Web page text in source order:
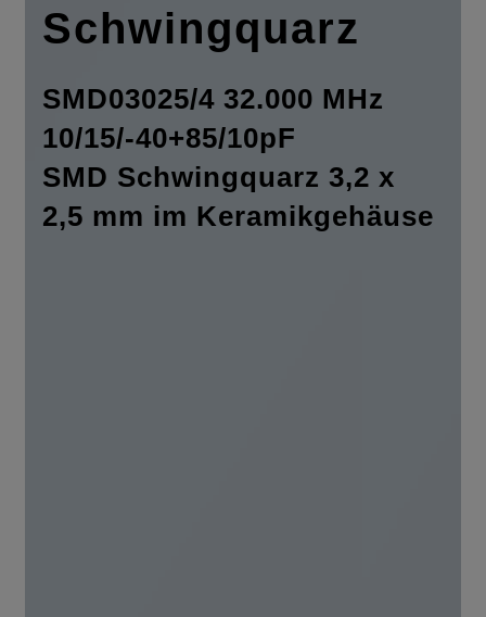
Schwingquarz
SMD03025/4 32.000 MHz
10/15/-40+85/10pF
SMD Schwingquarz 3,2 x
2,5 mm im Keramikgehäuse